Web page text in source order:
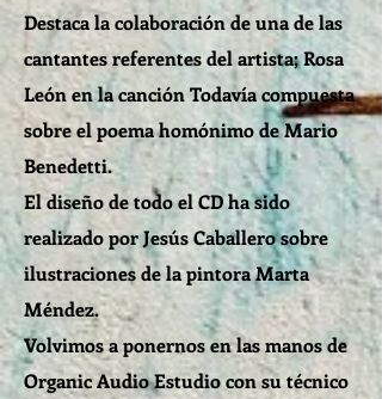
Destaca la colaboración de una de las
cantantes referentes del artista; Rosa
León en la canción Todavía compuesta
sobre el poema homónimo de Mario
Benedetti.
El diseño de todo el CD ha sido
realizado por Jesús Caballero sobre
ilustraciones de la pintora Marta
Méndez.
Volvimos a ponernos en las manos de
Organic Audio Estudio con su técnico